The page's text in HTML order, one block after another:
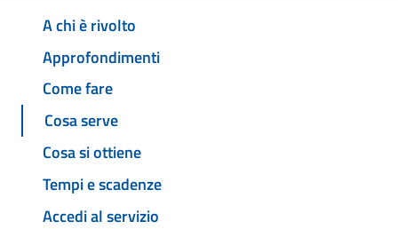
A chi è rivolto
Approfondimenti
Come fare
Cosa serve
Cosa si ottiene
Tempi e scadenze
Accedi al servizio